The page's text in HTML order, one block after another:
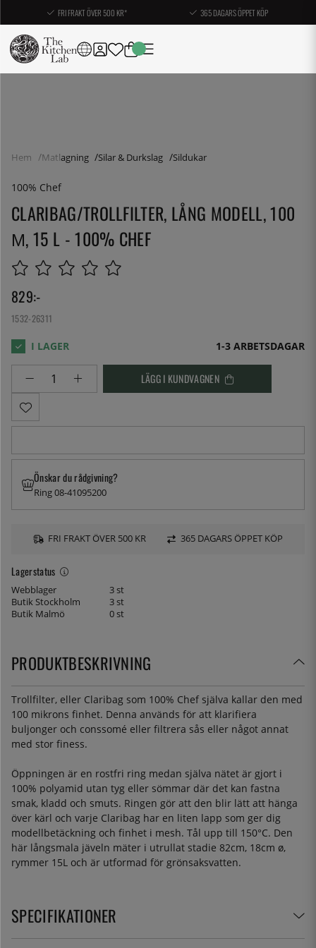
FRI FRAKT ÖVER 500 KR* 365 DAGARS ÖPPET KÖP
Hem Matlagning Silar & Durkslag Sildukar
100% Chef
CLARIBAG/TROLLFILTER, LÅNG MODELL, 100
Μ, 15 L - 100% CHEF
829:-
1532-26311
1-3 ARBETSDAGAR
LÄGG I KUNDVAGNEN
Lagerstatus
Webblager
3 st
Butik Stockholm
3 st
Butik Malmö
0 st
Önskar du rådgivning?
Ring 08-41095200
FRI FRAKT ÖVER 500 KR 365 DAGARS ÖPPET KÖP
PRODUKTBESKRIVNING
Trollfilter, eller Claribag som 100% Chef själva kallar den med
100 mikrons finhet. Denna används för att klarifiera
buljonger och conssomé eller filtrera sås eller något annat
med stor finess.
Öppningen är en rostfri ring medan själva nätet är gjort i
100% polyamid utan tyg eller sömmar där det kan fastna
smak, kladd och smuts. Ringen gör att den blir lätt att hänga
över kärl och varje Claribag har en liten lapp som ger dig
modellbetäckning och finhet i mesh. Tål upp till 150°C. Den
här långsmala jäveln mäter i utrullat stadie 82cm, 18cm ø,
rymmer 15L och är utformad för grönsaksvatten.
SPECIFIKATIONER